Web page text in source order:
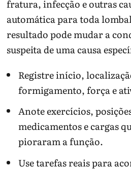
fratura, infecção e outras
automática para toda
resultado pode mudar a
suspeita de uma causa
Registre início,
formigamento, força e
Anote exercícios,
medicamentos e cargas
pioraram a função.
Use tarefas reais para